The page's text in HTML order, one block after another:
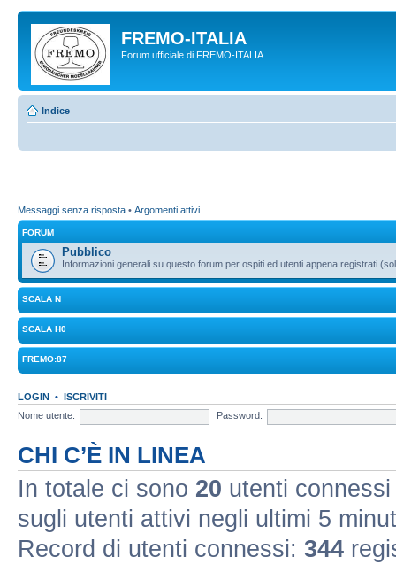
FREMO-ITALIA
Forum ufficiale di FREMO-ITALIA
Indice
Messaggi senza risposta • Argomenti attivi
FORUM
Pubblico
Informazioni generali su questo forum per ospiti ed utenti appena registrati
SCALA N
SCALA H0
FREMO:87
LOGIN • ISCRIVITI
Nome utente:
Password:
CHI C’È IN LINEA
In totale ci sono 20 utenti
sugli utenti attivi negli ultimi 5
Record di utenti connessi: 344